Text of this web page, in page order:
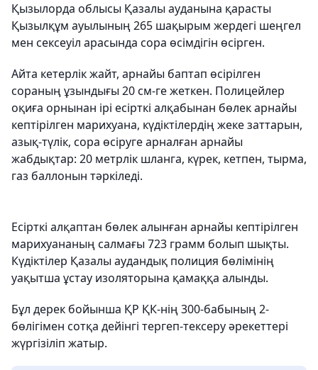
Қызылорда облысы Қазалы ауданына қарасты
Қызылқұм ауылының 265 шақырым жердегі шеңгел
мен сексеуіл арасында сора өсімдігін өсірген.
Айта кетерлік жайт, арнайы баптап өсірілген
сораның ұзындығы 20 см-ге жеткен. Полицейлер
оқиға орнынан ірі есірткі алқабынан бөлек арнайы
кептірілген марихуана, күдіктілердің жеке заттарын,
азық-түлік, сора өсіруге арналған арнайы
жабдықтар: 20 метрлік шланга, күрек, кетпен, тырма,
газ баллонын тәркіледі.
Есірткі алқаптан бөлек алынған арнайы кептірілген
марихуананың салмағы 723 грамм болып шықты.
Күдіктілер Қазалы аудандық полиция бөлімінің
уақытша ұстау изоляторына қамаққа алынды.
Бұл дерек бойынша ҚР ҚК-нің 300-бабының 2-
бөлігімен сотқа дейінгі тергеп-тексеру әрекеттері
жүргізіліп жатыр.